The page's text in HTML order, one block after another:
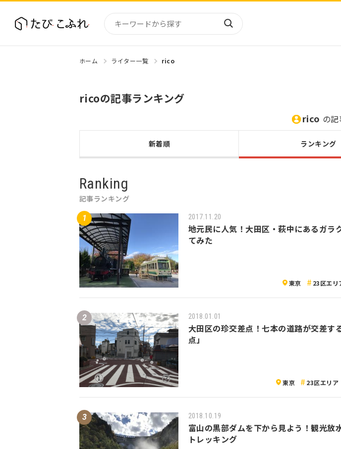
北米
中近東
ホーム ライター一覧 rico
ricoの記事ランキング
rico の
新着順 ランキング
Ranking
記事ランキング
2017.11.20
地元民に人気！大田区・萩中にあるガラ
てみた
東京
23区エリ
2018.01.01
大田区の珍交差点！七本の道路が交差す
点」
東京
23区エリア
2018.10.19
富山の黒部ダムを下から見よう！観光放
トレッキング